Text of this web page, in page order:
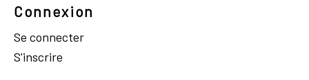
Connexion
Se connecter
S'inscrire